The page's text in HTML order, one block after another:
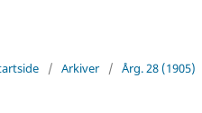
/ Arkiver / Årg. 28 (1905)